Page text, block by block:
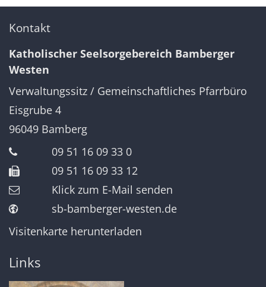
Kontakt
Katholischer Seelsorgebereich Bamberger
Westen
Verwaltungssitz / Gemeinschaftliches Pfarrbüro
Eisgrube 4
96049 Bamberg
09 51 16 09 33 0
09 51 16 09 33 12
Klick zum E-Mail senden
sb-bamberger-westen.de
Visitenkarte herunterladen
Links